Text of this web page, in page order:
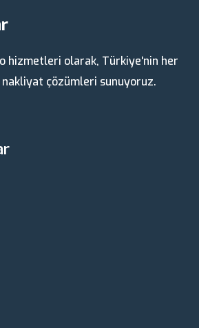
hizmetleri olarak, Türkiye'nin her
nakliyat çözümleri sunuyoruz.